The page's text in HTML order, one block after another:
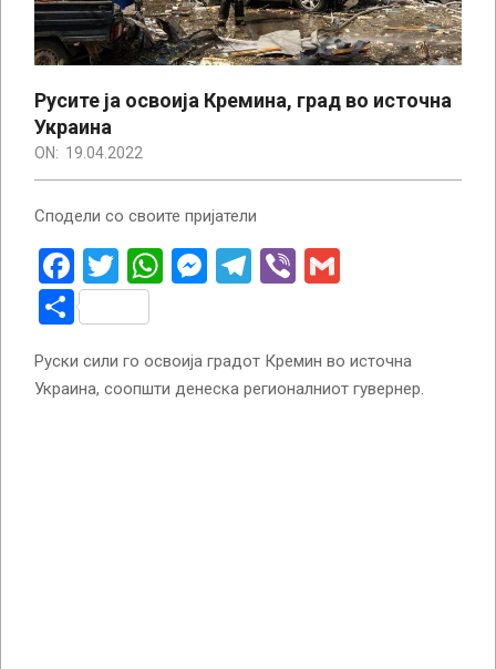
Русите ја освоија Кремина, град во источна
Украина
ON: 19.04.2022
Сподели со своите пријатели
Facebook
Twitter
WhatsApp
Messenger
Telegram
Viber
Share
Руски сили го освоија градот Кремин во источна
Украина, соопшти денеска регионалниот гувернер.